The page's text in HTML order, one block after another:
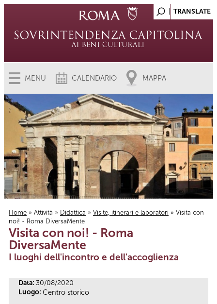
MENU CALENDARIO MAPPA
Tu sei qui
Home » Attività » Didattica » Visite, itinerari e laboratori » Visita con
noi! - Roma DiversaMente
Visita con noi! - Roma
DiversaMente
I luoghi dell'incontro e dell'accoglienza
Data: 30/08/2020
Luogo: Centro storico